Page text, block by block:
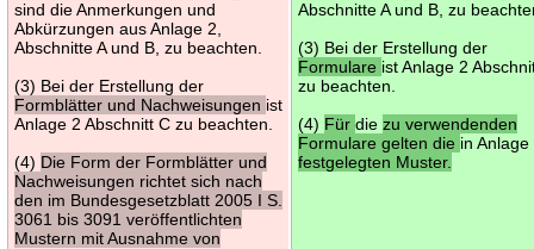
sind die Anmerkungen und
Abkürzungen aus Anlage 2,
Abschnitte A und B, zu beachten.
(3) Bei der Erstellung der
Formblätter und Nachweisungen ist
Anlage 2 Abschnitt C zu beachten.
(4) Die Form der Formblätter und
Nachweisungen richtet sich nach
den im Bundesgesetzblatt 2005 I S.
3061 bis 3091 veröffentlichten
Mustern mit Ausnahme von
Abschnitte A und B, zu
(3) Bei der Erstellung der
Formulare ist Anlage 2
zu beachten.
(4) Fürdiezu verwendenden
Formulare gelten die in Anlage
festgelegten Muster.